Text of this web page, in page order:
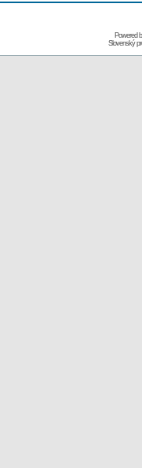
Powered
Slovenský